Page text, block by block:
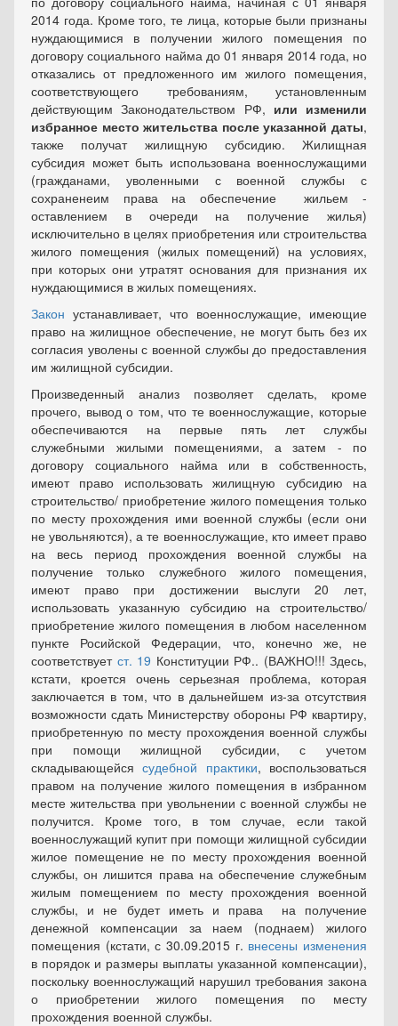
2014 года. Кроме того, те лица, которые были признаны
нуждающимися в получении жилого помещения по
договору социального найма до 01 января 2014 года, но
отказались от предложенного им жилого помещения,
соответствующего требованиям, установленным
действующим Законодательством РФ, или изменили
избранное место жительства после указанной даты,
также получат жилищную субсидию. Жилищная
субсидия может быть использована военнослужащими
(гражданами, уволенными с военной службы с
сохраненеим права на обеспечение жильем -
оставлением в очереди на получение жилья)
исключительно в целях приобретения или строительства
жилого помещения (жилых помещений) на условиях,
при которых они утратят основания для признания их
нуждающимися в жилых помещениях.
Закон устанавливает, что военнослужащие, имеющие
право на жилищное обеспечение, не могут быть без их
согласия уволены с военной службы до предоставления
им жилищной субсидии.
Произведенный анализ позволяет сделать, кроме
прочего, вывод о том, что те военнослужащие, которые
обеспечиваются на первые пять лет службы
служебными жилыми помещениями, а затем - по
договору социального найма или в собственность,
имеют право использовать жилищную субсидию на
строительство/ приобретение жилого помещения только
по месту прохождения ими военной службы (если они
не увольняются), а те военнослужащие, кто имеет право
на весь период прохождения военной службы на
получение только служебного жилого помещения,
имеют право при достижении выслуги 20 лет,
использовать указанную субсидию на строительство/
приобретение жилого помещения в любом населенном
пункте Росийской Федерации, что, конечно же, не
соответствует ст. 19 Конституции РФ.. (ВАЖНО!!! Здесь,
кстати, кроется очень серьезная проблема, которая
заключается в том, что в дальнейшем из-за отсутствия
возможности сдать Министерству обороны РФ квартиру,
приобретенную по месту прохождения военной службы
при помощи жилищной субсидии, с учетом
складывающейсясудебной практики, воспользоваться
правом на получение жилого помещения в избранном
месте жительства при увольнении с военной службы не
получится. Кроме того, в том случае, если такой
военнослужащий купит при помощи жилищной субсидии
жилое помещение не по месту прохождения военной
службы, он лишится права на обеспечение служебным
жилым помещением по месту прохождения военной
службы, и не будет иметь и права на получение
денежной компенсации за наем (поднаем) жилого
помещения (кстати, с 30.09.2015 г. внесены изменения
в порядок и размеры выплаты указанной компенсации),
поскольку военнослужащий нарушил требования закона
о приобретении жилого помещения по месту
прохождения военной службы.